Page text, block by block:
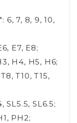
6, 7, 8, 9, 10,
E7, E8;
H4, H5, H6;
T10, T15,
SL5.5, SL6.5;
PH2;